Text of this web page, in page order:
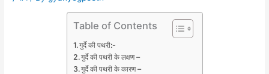
Table of Contents
गुर्दे की पथरी:-
गुर्दे की पथरी के लक्षण –
गुर्दे की पथरी के कारण –